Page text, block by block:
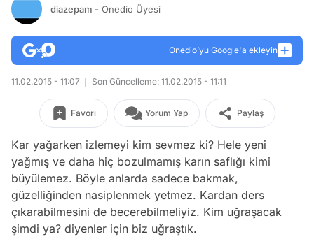
diazepam - Onedio Üyesi
Onedio’yu Google'a ekleyin
11.02.2015 - 11:07 Son Güncelleme: 11.02.2015 - 11:11
Favori Yorum Yap Paylaş
Kar yağarken izlemeyi kim sevmez ki? Hele yeni
yağmış ve daha hiç bozulmamış karın saflığı kimi
büyülemez. Böyle anlarda sadece bakmak,
güzelliğinden nasiplenmek yetmez. Kardan ders
çıkarabilmesini de becerebilmeliyiz. Kim uğraşacak
şimdi ya? diyenler için biz uğraştık.